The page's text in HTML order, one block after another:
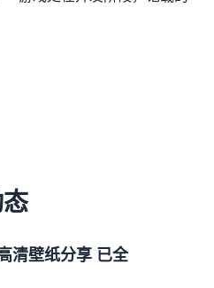
清壁纸分享 已全